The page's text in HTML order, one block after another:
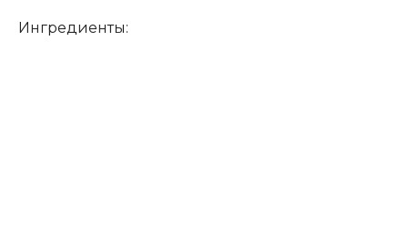
Ингредиенты: